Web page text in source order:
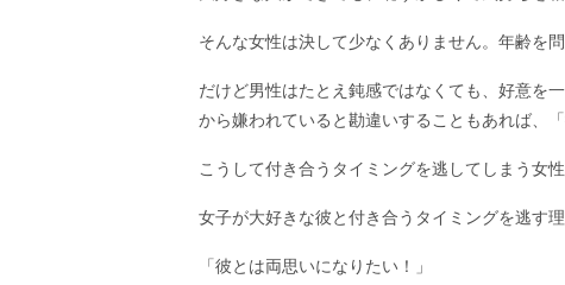
そんな女性は決して少なくありません。年齢を
だけど男性はたとえ鈍感ではなくても、好意を
から嫌われていると勘違いすることもあれば、
こうして付き合うタイミングを逃してしまう女
女子が大好きな彼と付き合うタイミングを逃す
「彼とは両思いになりたい！」